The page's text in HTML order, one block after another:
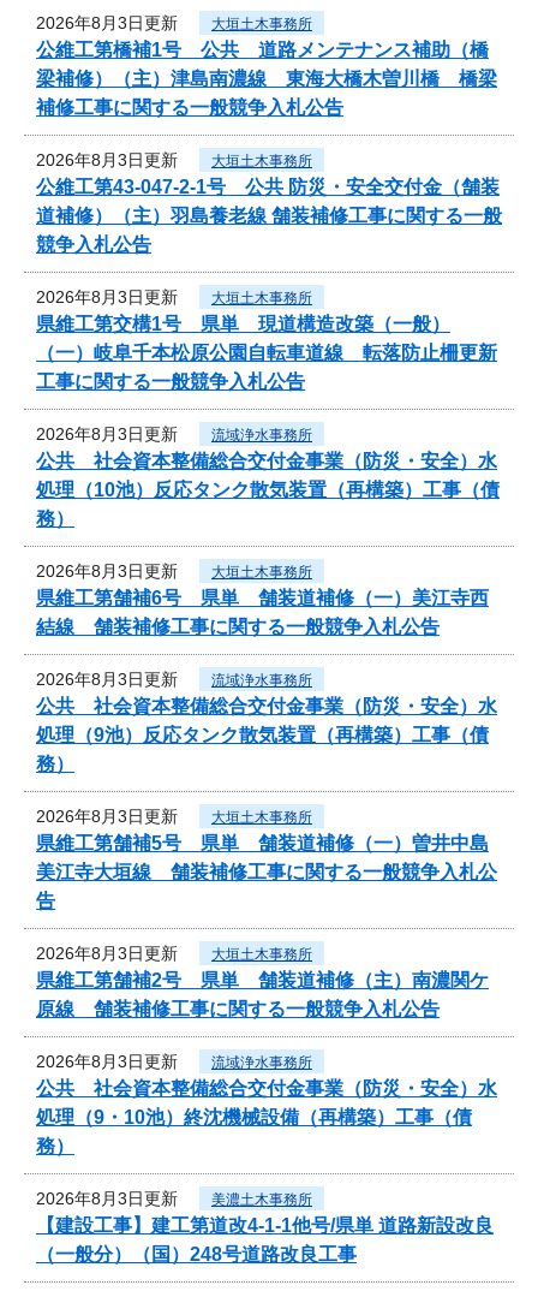
2026年8月3日更新 大垣土木事務所
公維工第橋補1号 公共 道路メンテナンス補助（橋
梁補修）（主）津島南濃線 東海大橋木曽川橋 橋梁
補修工事に関する一般競争入札公告
2026年8月3日更新 大垣土木事務所
公維工第43-047-2-1号 公共 防災・安全交付金（舗装
道補修）（主）羽島養老線 舗装補修工事に関する一般
競争入札公告
2026年8月3日更新 大垣土木事務所
県維工第交構1号 県単 現道構造改築（一般）
（一）岐阜千本松原公園自転車道線 転落防止柵更新
工事に関する一般競争入札公告
2026年8月3日更新 流域浄水事務所
公共 社会資本整備総合交付金事業（防災・安全）水
処理（10池）反応タンク散気装置（再構築）工事（債
務）
2026年8月3日更新 大垣土木事務所
県維工第舗補6号 県単 舗装道補修（一）美江寺西
結線 舗装補修工事に関する一般競争入札公告
2026年8月3日更新 流域浄水事務所
公共 社会資本整備総合交付金事業（防災・安全）水
処理（9池）反応タンク散気装置（再構築）工事（債
務）
2026年8月3日更新 大垣土木事務所
県維工第舗補5号 県単 舗装道補修（一）曽井中島
美江寺大垣線 舗装補修工事に関する一般競争入札公
告
2026年8月3日更新 大垣土木事務所
県維工第舗補2号 県単 舗装道補修（主）南濃関ケ
原線 舗装補修工事に関する一般競争入札公告
2026年8月3日更新 流域浄水事務所
公共 社会資本整備総合交付金事業（防災・安全）水
処理（9・10池）終沈機械設備（再構築）工事（債
務）
2026年8月3日更新 美濃土木事務所
【建設工事】建工第道改4-1-1他号/県単 道路新設改良
（一般分）（国）248号道路改良工事